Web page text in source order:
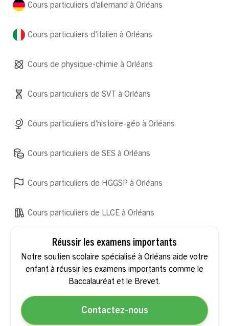
Cours particuliers d’histoire-géo à Orléans
Cours particuliers de SES à Orléans
Cours particuliers de HGGSP à Orléans
Cours particuliers de LLCE à Orléans
Cours particuliers d’allemand à Orléans
Cours particuliers d’italien à Orléans
Cours de physique-chimie à Orléans
Cours particuliers de SVT à Orléans
Réussir les examens importants
Notre soutien scolaire spécialisé à Orléans aide votre
enfant à réussir les examens importants comme le
Baccalauréat et le Brevet.
Contactez-nous